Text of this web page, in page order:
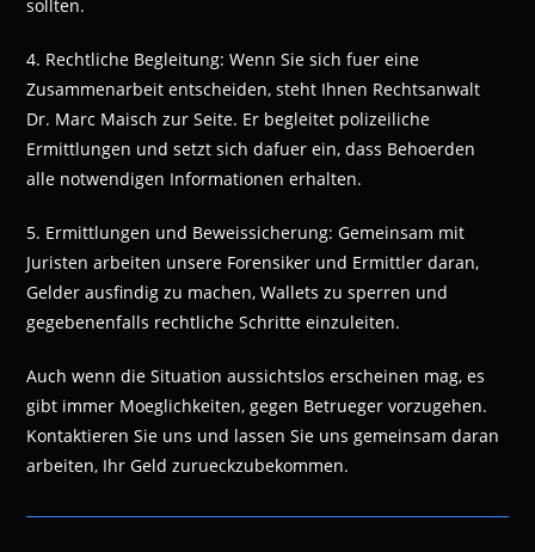
sollten.
4. Rechtliche Begleitung: Wenn Sie sich fuer eine
Zusammenarbeit entscheiden, steht Ihnen Rechtsanwalt
Dr. Marc Maisch zur Seite. Er begleitet polizeiliche
Ermittlungen und setzt sich dafuer ein, dass Behoerden
alle notwendigen Informationen erhalten.
5. Ermittlungen und Beweissicherung: Gemeinsam mit
Juristen arbeiten unsere Forensiker und Ermittler daran,
Gelder ausfindig zu machen, Wallets zu sperren und
gegebenenfalls rechtliche Schritte einzuleiten.
Auch wenn die Situation aussichtslos erscheinen mag, es
gibt immer Moeglichkeiten, gegen Betrueger vorzugehen.
Kontaktieren Sie uns und lassen Sie uns gemeinsam daran
arbeiten, Ihr Geld zurueckzubekommen.